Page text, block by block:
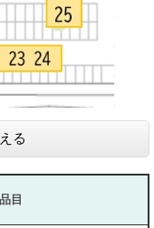
る
目